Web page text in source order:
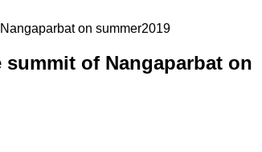
on summer2019
of Nangaparbat on